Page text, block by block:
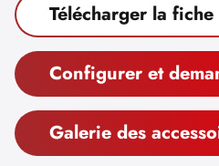
Télécharger la
Configurer et
Galerie des